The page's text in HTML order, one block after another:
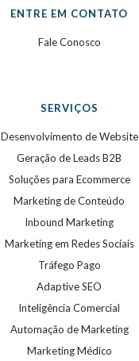
ENTRE EM CONTATO
Fale Conosco
SERVIÇOS
Desenvolvimento de Website
Geração de Leads B2B
Soluções para Ecommerce
Marketing de Conteúdo
Inbound Marketing
Marketing em Redes Sociais
Tráfego Pago
Adaptive SEO
Inteligência Comercial
Automação de Marketing
Marketing Médico